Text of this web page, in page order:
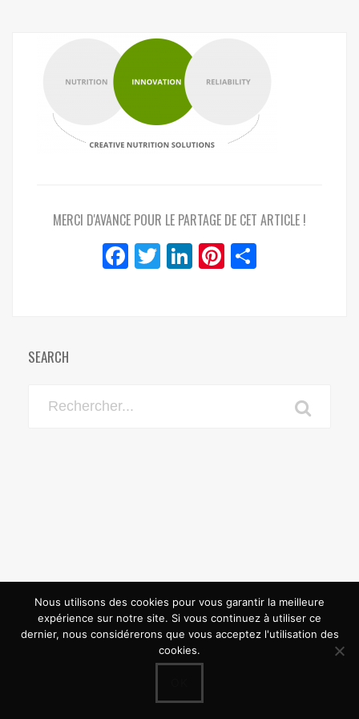
MERCI D'AVANCE POUR LE PARTAGE DE CET ARTICLE !
Facebook
Twitter
LinkedIn
Pinterest
SEARCH
Nous utilisons des cookies pour vous garantir la meilleure
expérience sur notre site. Si vous continuez à utiliser ce
dernier, nous considérerons que vous acceptez l'utilisation des
cookies.